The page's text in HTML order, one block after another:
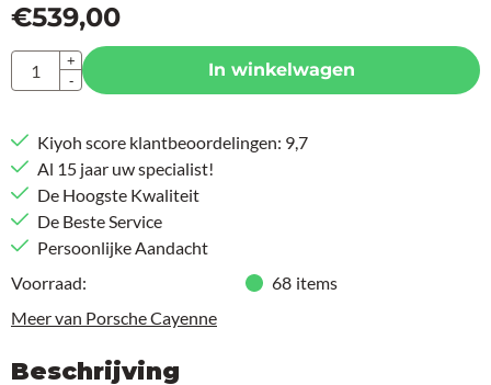
€539,00
Aantal
+
-
In winkelwagen
Kiyoh score klantbeoordelingen: 9,7
Al 15 jaar uw specialist!
De Hoogste Kwaliteit
De Beste Service
Persoonlijke Aandacht
Voorraad:
68 items
Meer van Porsche Cayenne
Beschrijving